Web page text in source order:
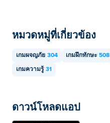
หมวดหมู่ที่เกี่ยวข้อง
เกมผจญภัย 304 เกมฝึกทักษะ 508
เกมความรู้ 31
ดาวน์โหลดแอป